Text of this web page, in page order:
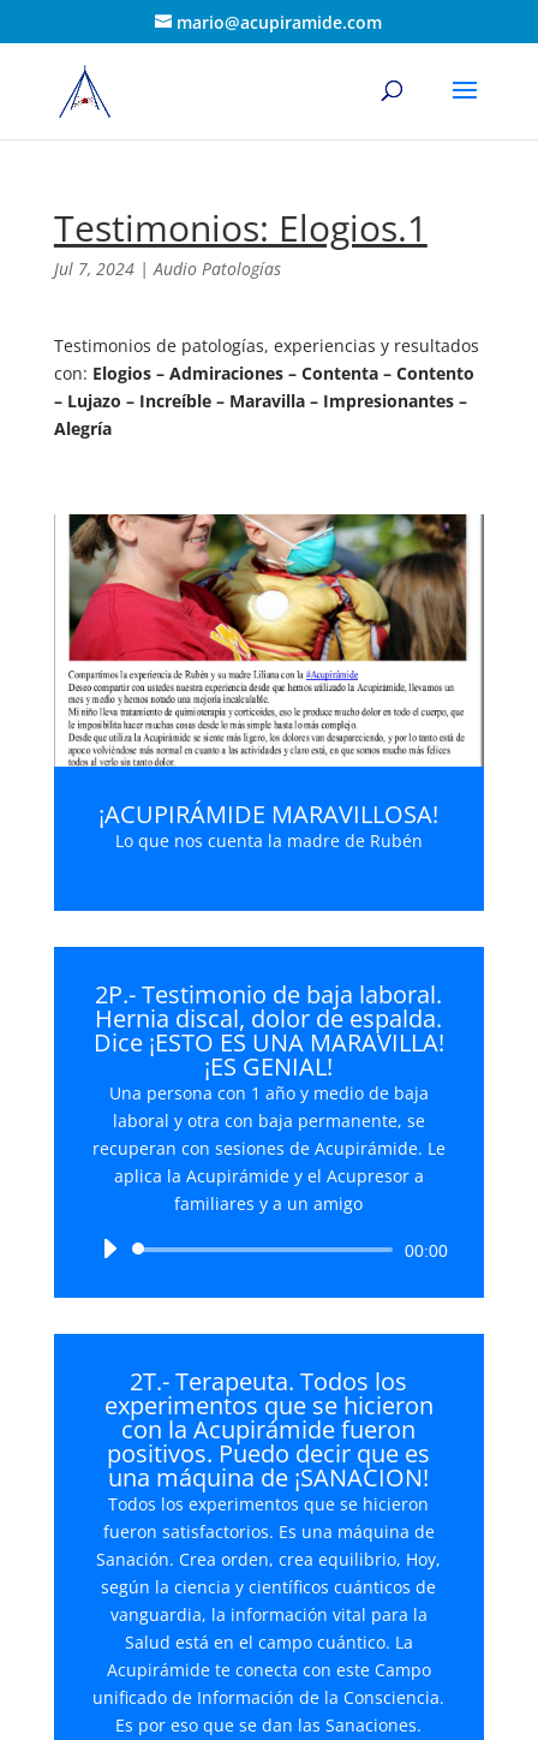
mario@acupiramide.com
Testimonios: Elogios.1
Jul 7, 2024|Audio Patologías
Testimonios de patologías, experiencias y resultados
con: Elogios – Admiraciones – Contenta – Contento
– Lujazo – Increíble – Maravilla – Impresionantes –
Alegría
¡ACUPIRÁMIDE MARAVILLOSA!
Lo que nos cuenta la madre de Rubén
2P.- Testimonio de baja laboral.
Hernia discal, dolor de espalda.
Dice ¡ESTO ES UNA MARAVILLA!
¡ES GENIAL!
Una persona con 1 año y medio de baja
laboral y otra con baja permanente, se
recuperan con sesiones de Acupirámide. Le
aplica la Acupirámide y el Acupresor a
familiares y a un amigo
Reproductor
audio
00:00
2T.- Terapeuta. Todos los
experimentos que se hicieron
con la Acupirámide fueron
positivos. Puedo decir que es
una máquina de ¡SANACION!
Todos los experimentos que se hicieron
fueron satisfactorios. Es una máquina de
Sanación. Crea orden, crea equilibrio, Hoy,
según la ciencia y científicos cuánticos de
vanguardia, la información vital para la
Salud está en el campo cuántico. La
Acupirámide te conecta con este Campo
unificado de Información de la Consciencia.
Es por eso que se dan las Sanaciones.